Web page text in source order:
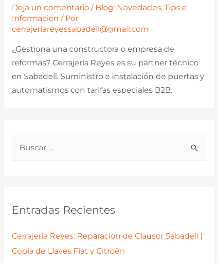
p
o
Entradas Recientes
Cerrajería Reyes: Reparación de Clausor Sabadell |
Copia de Llaves Fiat y Citroën
Deja un comentario / Blog: Novedades, Tips e
Información / Por
cerrajeriareyessabadell@gmail.com
¿Gestiona una constructora o empresa de
reformas? Cerrajería Reyes es su partner técnico
en Sabadell. Suministro e instalación de puertas y
automatismos con tarifas especiales B2B.